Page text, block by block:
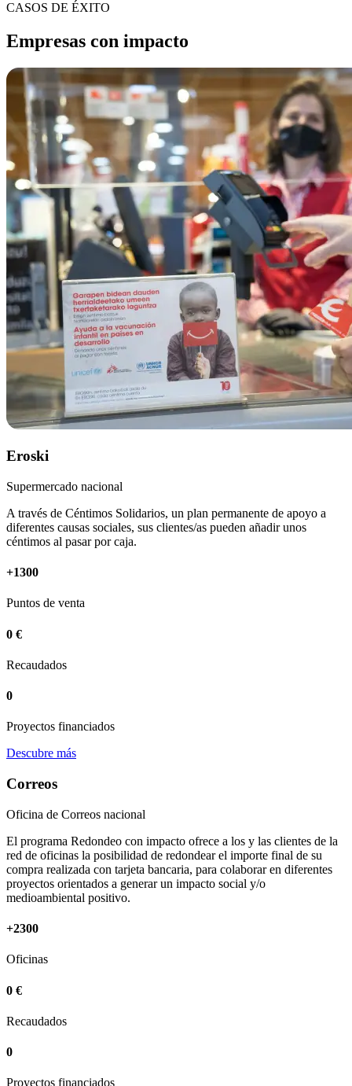
CASOS DE ÉXITO
Empresas con impacto
Eroski
Supermercado nacional
A través de Céntimos Solidarios, un plan permanente de apoyo a
diferentes causas sociales, sus clientes/as pueden añadir unos
céntimos al pasar por caja.
+1300
Puntos de venta
0 €
Recaudados
0
Proyectos financiados
Descubre más
Correos
Oficina de Correos nacional
El programa Redondeo con impacto ofrece a los y las clientes de la
red de oficinas la posibilidad de redondear el importe final de su
compra realizada con tarjeta bancaria, para colaborar en diferentes
proyectos orientados a generar un impacto social y/o
medioambiental positivo.
+2300
Oficinas
0 €
Recaudados
0
Proyectos financiados